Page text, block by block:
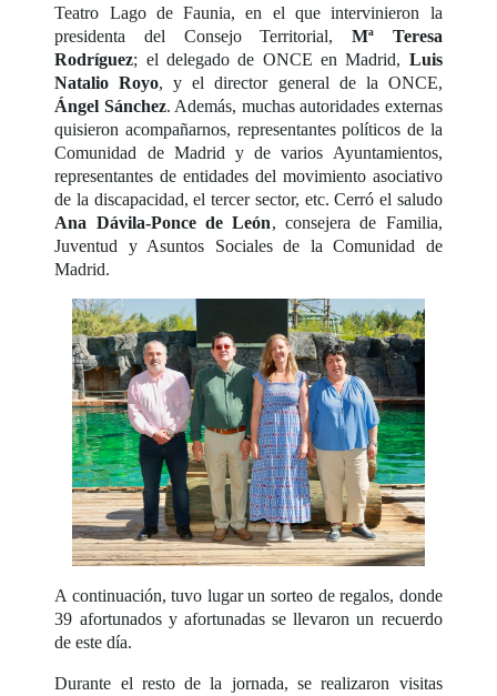
Teatro Lago de Faunia, en el que intervinieron la
presidenta del Consejo Territorial, Mª Teresa
Rodríguez; el delegado de ONCE en Madrid, Luis
Natalio Royo, y el director general de la ONCE,
Ángel Sánchez. Además, muchas autoridades externas
quisieron acompañarnos, representantes políticos de la
Comunidad de Madrid y de varios Ayuntamientos,
representantes de entidades del movimiento asociativo
de la discapacidad, el tercer sector, etc. Cerró el saludo
Ana Dávila-Ponce de León, consejera de Familia,
Juventud y Asuntos Sociales de la Comunidad de
Madrid.
A continuación, tuvo lugar un sorteo de regalos, donde
39 afortunados y afortunadas se llevaron un recuerdo
de este día.
Durante el resto de la jornada, se realizaron visitas